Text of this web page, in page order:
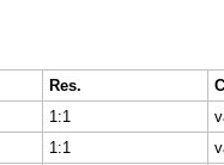
Res.
1:1
1:1